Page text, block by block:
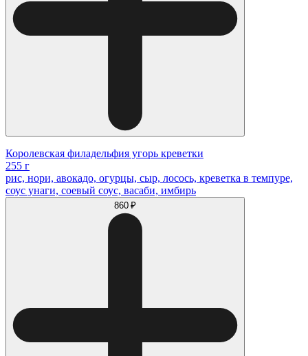
Королевская филадельфия угорь креветки
255 г
рис, нори, авокадо, огурцы, сыр, лосось, креветка в темпуре,
соус унаги, соевый соус, васаби, имбирь
860 ₽